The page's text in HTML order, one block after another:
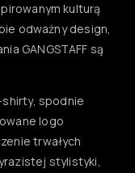
kulturą
odważny design,
GANGSTAFF są
spodnie
logo
trwałych
stylistyki,